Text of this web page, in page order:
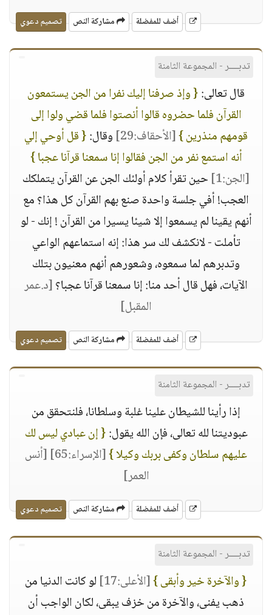
أضف للمفضلة مشاركة النص تصميم دعوي
تدبــــر - المجموعة الثامنة
قال تعالى:{ وإذ صرفنا إليك نفرا من الجن يستمعون
القرآن فلما حضروه قالوا أنصتوا فلما قضي ولوا إلى
قومهم منذرين }[الأحقاف:29] وقال:{ قل أوحي إلي
أنه استمع نفر من الجن فقالوا إنا سمعنا قرآنا عجبا }
[الجن:1]
حين تقرأ كلام أولئك الجن عن القرآن يتملكك
العجب! أفي جلسة واحدة صنع بهم القرآن كل هذا؟ مع
أنهم يقينا لم يسمعوا إلا شيئا يسيرا من القرآن ! إنك - لو
تأملت - لانكشف لك سر هذا: إنه استماعهم الواعي
وتدبرهم لما سمعوه، وشعورهم أنهم معنيون بتلك
الآيات، فهل قال أحد منا: إنا سمعنا قرآنا عجبا؟[د.عمر
المقبل]
أضف للمفضلة مشاركة النص تصميم دعوي
تدبــــر - المجموعة الثامنة
إذا رأينا للشيطان علينا غلبة وسلطانا، فلنتحقق من
عبوديتنا لله تعالى، فإن الله يقول:{ إن عبادي ليس لك
عليهم سلطان وكفى بربك وكيلا }[الإسراء:65]
[أنس
العمر]
أضف للمفضلة مشاركة النص تصميم دعوي
تدبــــر - المجموعة الثامنة
{ والآخرة خير وأبقى }[الأعلى:17]
لو كانت الدنيا من
ذهب يفنى، والآخرة من خزف يبقى، لكان الواجب أن